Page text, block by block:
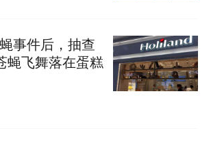
事件后，抽查
蝇飞舞落在蛋糕